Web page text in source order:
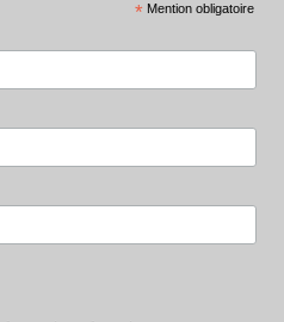
* Mention obligatoire